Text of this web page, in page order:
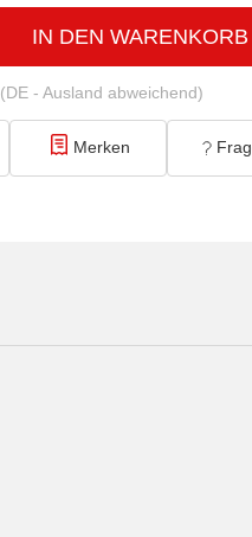
IN DEN WARENKORB
(DE - Ausland abweichend)
Merken